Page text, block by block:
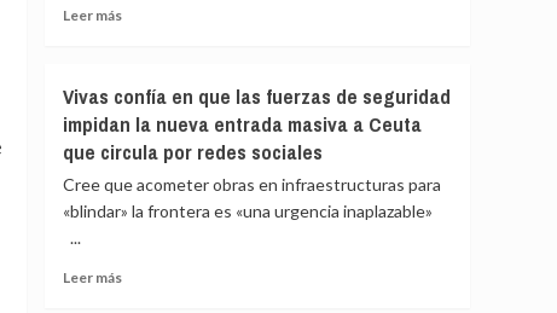
Leer másLeer
Instituto
de
Medicina
de
Ceuta
82
Vivas confía en que las fuerzas de seguridad
impidan la nueva entrada masiva a Ceuta
que circula por redes sociales
Cree que acometer obras en infraestructuras para
«blindar» la frontera es «una urgencia inaplazable»
...
Leer másLeer